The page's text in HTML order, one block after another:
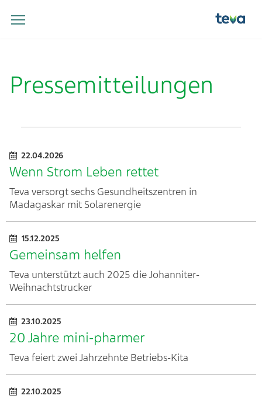
Pressemitteilungen
22.04.2026
Wenn Strom Leben rettet
Teva versorgt sechs Gesundheitszentren in
Madagaskar mit Solarenergie
15.12.2025
Gemeinsam helfen
Teva unterstützt auch 2025 die Johanniter-
Weihnachtstrucker
23.10.2025
20 Jahre mini-pharmer
Teva feiert zwei Jahrzehnte Betriebs-Kita
22.10.2025